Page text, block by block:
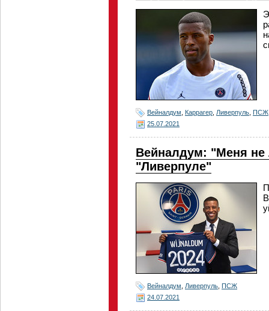
Вейналдум Каррагер Ливерпуль ПСЖ
25.07.2021
Вейналдум: "Меня
"Ливерпуле"
Вейналдум Ливерпуль ПСЖ
24.07.2021